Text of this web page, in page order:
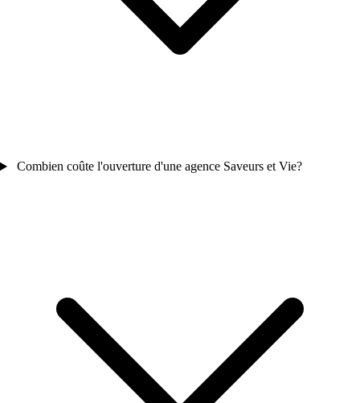
Combien coûte l'ouverture d'une agence Saveurs et Vie?